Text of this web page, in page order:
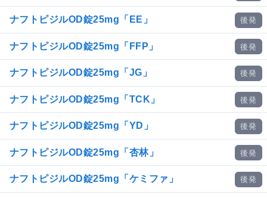
ナフトピジルOD錠25mg「EE」 後発
ナフトピジルOD錠25mg「FFP」 後発
ナフトピジルOD錠25mg「JG」 後発
ナフトピジルOD錠25mg「TCK」 後発
ナフトピジルOD錠25mg「YD」 後発
ナフトピジルOD錠25mg「杏林」 後発
ナフトピジルOD錠25mg「ケミファ」 後発